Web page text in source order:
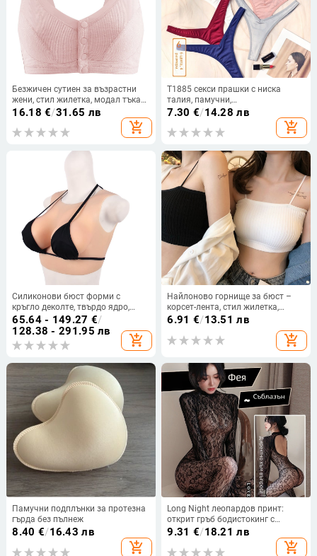
Безжичен сутиен за възрастни
жени, стил жилетка, модал тъкан,
пълна чашка, предно
16.18 €/31.65 лв
add_shopping_cart
T1885 секси прашки с ниска
талия, памучни,
антибактериални, дамски, на
едро, 2022, нови европейски и
американски трансгранични,
7.30 €/14.28 лв
add_shopping_cart
Силиконови бюст форми с
кръгло деколте, твърдо ядро,
размери C/D/F, вмъкване за бюст
65.64 - 149.27 €/
128.38 - 291.95 лв
add_shopping_cart
Найлоново горнище за бюст –
корсет-лента, стил жилетка,
чашка 3/4, тънък формован
6.91 €/13.51 лв
add_shopping_cart
Памучни подплънки за протезна
гърда без пълнеж
8.40 €/16.43 лв
add_shopping_cart
Long Night леопардов принт:
открит гръб бодистокинг с
чорапи и мрежест дизайн –
9.31 €/18.21 лв
add_shopping_cart